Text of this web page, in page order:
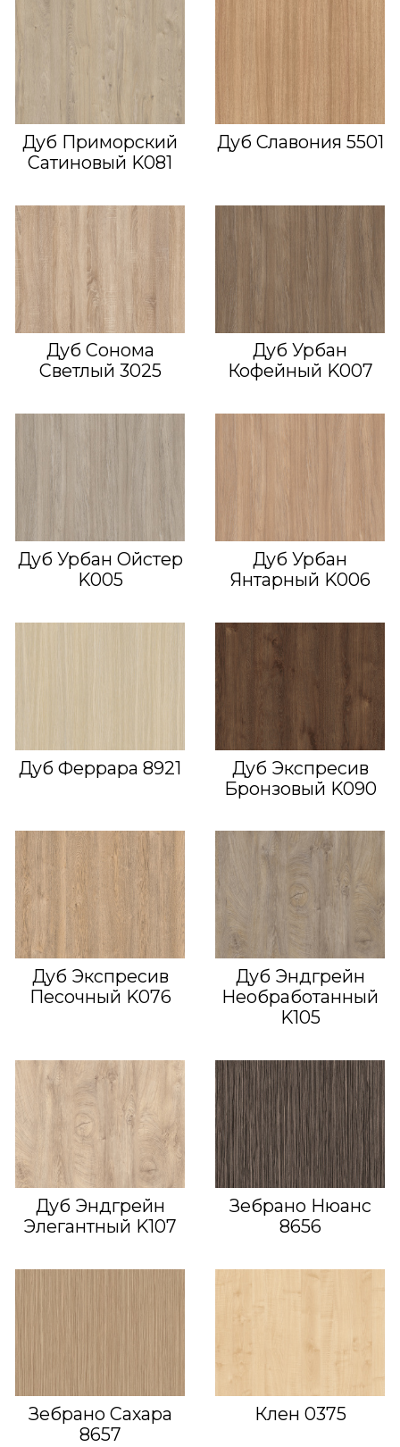
Дуб Приморский
Сатиновый K081
Дуб Славония 5501
Дуб Сонома
Светлый 3025
Дуб Урбан
Кофейный K007
Дуб Урбан Ойстер
K005
Дуб Урбан
Янтарный K006
Дуб Феррара 8921
Дуб Экспресив
Бронзовый K090
Дуб Экспресив
Песочный K076
Дуб Эндгрейн
Необработанный
K105
Дуб Эндгрейн
Элегантный K107
Зебрано Нюанс
8656
Зебрано Сахара
8657
Клен 0375